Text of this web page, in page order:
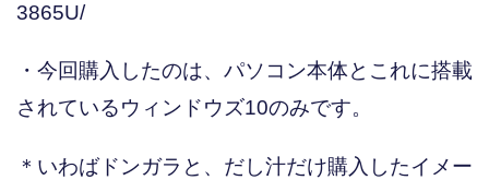
3865U/
・今回購入したのは、パソコン本体とこれに搭載
されているウィンドウズ10のみです。
＊いわばドンガラと、だし汁だけ購入したイメー